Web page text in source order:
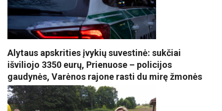
Alytaus apskrities įvykių suvestinė: sukčiai
išviliojo 3350 eurų, Prienuose – policijos
gaudynės, Varėnos rajone rasti du mirę žmonės